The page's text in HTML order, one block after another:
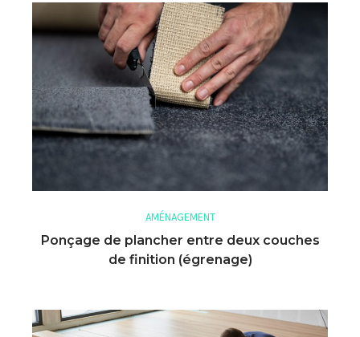
AMÉNAGEMENT
Ponçage de plancher entre deux couches
de finition (égrenage)